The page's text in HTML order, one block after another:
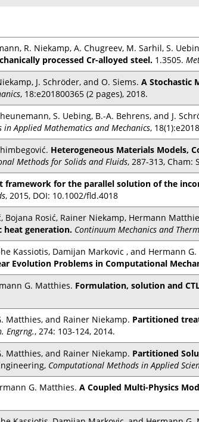
R. Niekamp, A. Chugreev, M. Sarhil, S.
processed Cr-alloyed steel. 1.3505.
J. Schröder, and O. Siems. A Stochastic
, 18:e201800365 (2 pages), 2018.
S. Uebing, B.-A. Behrens, and J.
in Applied Mathematics and Mechanics,
Heterogeneous Materials Models,
Methods for Solids and Fluids, 287-313, Cham:
framework for the parallel solution of the
, 2015, DOI: 10.1002/fld.4018
Rosić, Rainer Niekamp, Hermann
heat generation. Continuum Mechanics and
Kassiotis, Damijan Markovic , and Hermann
Evolution Problems in Computational
G. Matthies. Formulation, solution and
Matthies, and Rainer Niekamp. Partitioned
Engrng., 274: 103-124, 2014.
Matthies, and Rainer Niekamp. Partitioned
Computational Methods in Applied
G. Matthies. A Coupled Multi-Physics